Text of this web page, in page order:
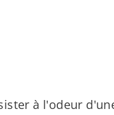
à l'odeur